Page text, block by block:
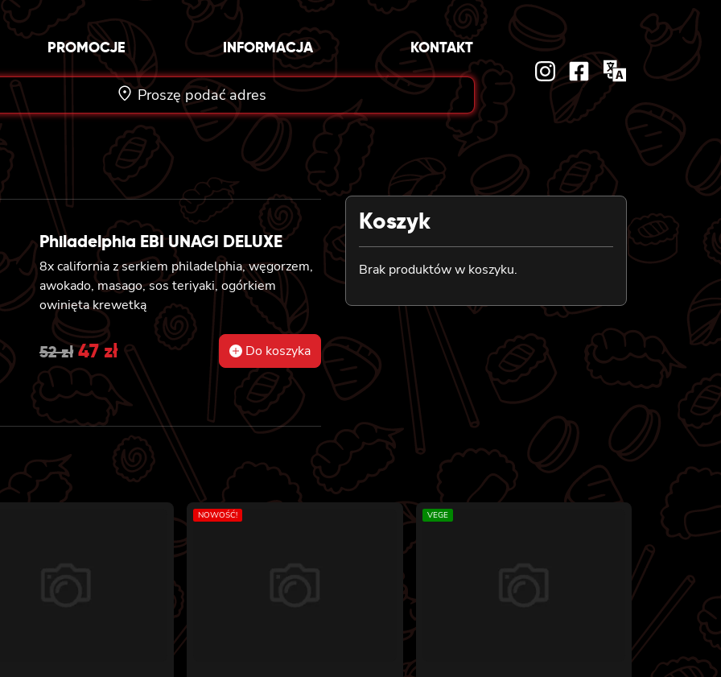
PROMOCJE INFORMACJA KONTAKT
Proszę podać adres
Philadelphia EBI UNAGI DELUXE
8x california z serkiem philadelphia, węgorzem,
awokado, masago, sos teriyaki, ogórkiem
owinięta krewetką
52zł Original
price
was:
52 zł.
47złCurrent
price
is:
47 zł.
Do koszyka
Koszyk
Brak produktów w koszyku.
NOWOŚĆ! VEGE